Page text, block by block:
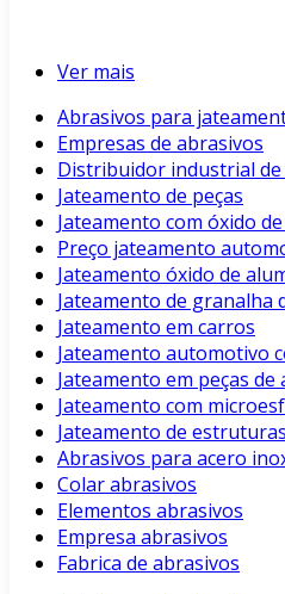
Ver mais
Abrasivos para
Empresas de abrasivos
Distribuidor industrial de
Jateamento de peças
Jateamento com óxido
Preço jateamento
Jateamento óxido de
Jateamento de granalha
Jateamento em carros
Jateamento automotivo
Jateamento em peças de
Jateamento com
Jateamento de
Abrasivos para acero
Colar abrasivos
Elementos abrasivos
Empresa abrasivos
Fabrica de abrasivos